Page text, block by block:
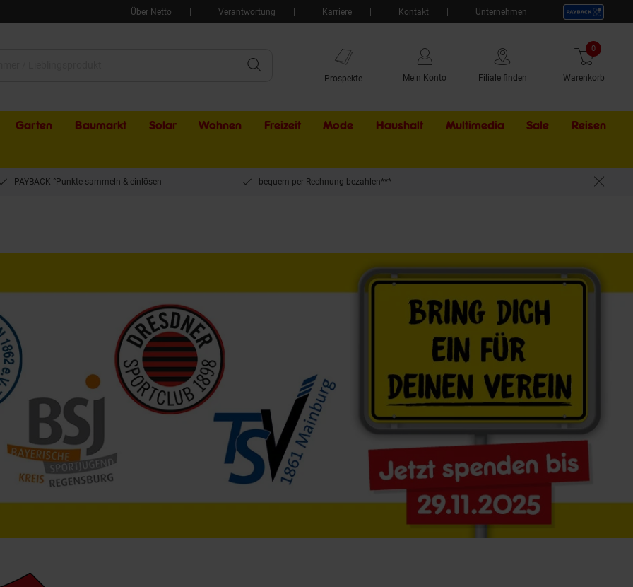
Über Netto Verantwortung Karriere Kontakt Unternehmen
Prospekte Mein Konto Filiale finden Warenkorb
0 Artikel
Garten Baumarkt Solar Wohnen Freizeit Mode Haushalt Multimedia Sale Externer
Reisen
PAYBACK °Punkte sammeln & einlösen bequem per Rechnung bezahlen***